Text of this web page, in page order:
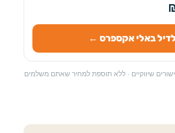
לדיל באלי אקספרס ←
שיווקיים · ללא תוספת למחיר שאתם משלמים